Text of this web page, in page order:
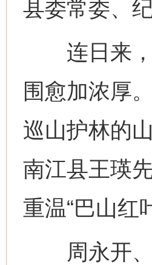
县委常委、
连日来，
围愈加浓厚
巡山护林的
南江县王瑛
重温“巴山红
周永开、